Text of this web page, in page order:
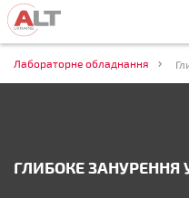
Лабораторне обладнання
ГЛИБОКЕ ЗАНУРЕННЯ